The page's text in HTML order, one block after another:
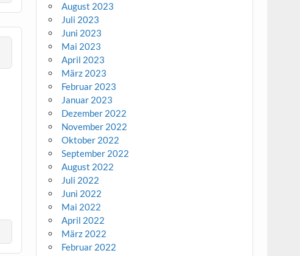
August 2023
Juli 2023
Juni 2023
Mai 2023
April 2023
März 2023
Februar 2023
Januar 2023
Dezember 2022
November 2022
Oktober 2022
September 2022
August 2022
Juli 2022
Juni 2022
Mai 2022
April 2022
März 2022
Februar 2022